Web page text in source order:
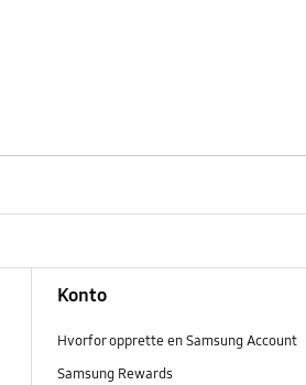
Konto
Hvorfor opprette en Samsung Account
Samsung Rewards